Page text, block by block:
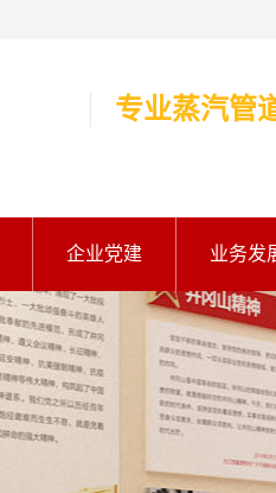
专业蒸汽管
企业党建 业务发